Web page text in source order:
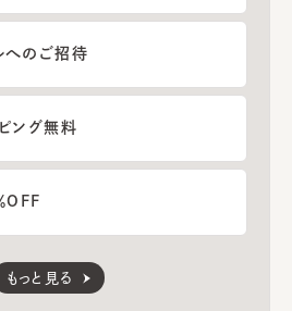
へのご招待
ング無料
OFF
もっと見る